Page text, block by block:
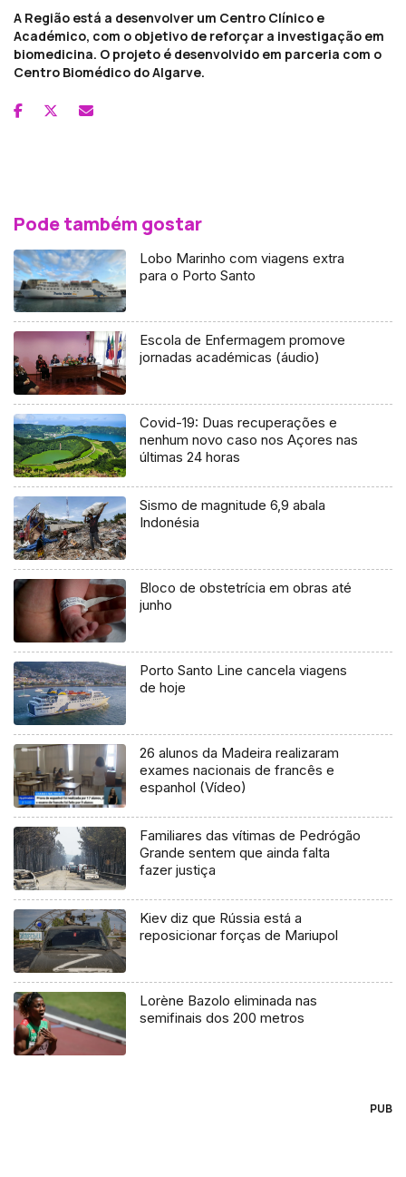
A Região está a desenvolver um Centro Clínico e
Académico, com o objetivo de reforçar a investigação em
biomedicina. O projeto é desenvolvido em parceria com o
Centro Biomédico do Algarve.
Pode também gostar
Lobo Marinho com viagens extra
para o Porto Santo
Escola de Enfermagem promove
jornadas académicas (áudio)
Covid-19: Duas recuperações e
nenhum novo caso nos Açores nas
últimas 24 horas
Sismo de magnitude 6,9 abala
Indonésia
Bloco de obstetrícia em obras até
junho
Porto Santo Line cancela viagens
de hoje
26 alunos da Madeira realizaram
exames nacionais de francês e
espanhol (Vídeo)
Familiares das vítimas de Pedrógão
Grande sentem que ainda falta
fazer justiça
Kiev diz que Rússia está a
reposicionar forças de Mariupol
Lorène Bazolo eliminada nas
semifinais dos 200 metros
PUB